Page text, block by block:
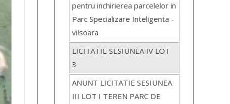
pentru inchirierea parcelelor in
Parc Specializare Inteligenta -
viisoara
LICITATIE SESIUNEA IV LOT
3
ANUNT LICITATIE SESIUNEA
III LOT I TEREN PARC DE